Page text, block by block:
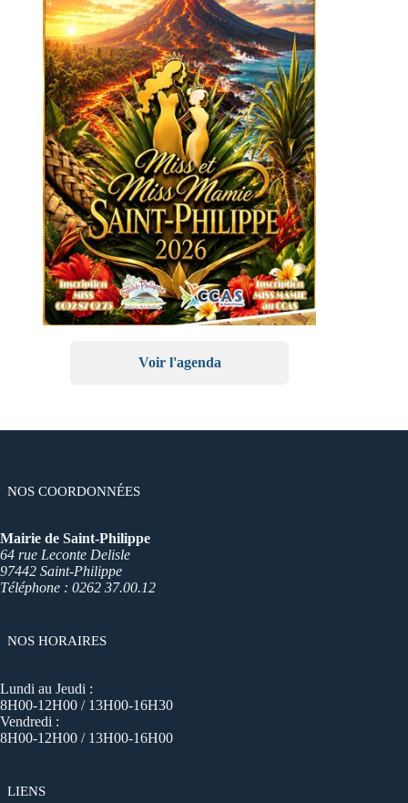
Voir l'agenda
NOS COORDONNÉES
Mairie de Saint-Philippe
64 rue Leconte Delisle
97442 Saint-Philippe
Téléphone : 0262 37.00.12
NOS HORAIRES
Lundi au Jeudi :
8H00-12H00 / 13H00-16H30
Vendredi :
8H00-12H00 / 13H00-16H00
LIENS